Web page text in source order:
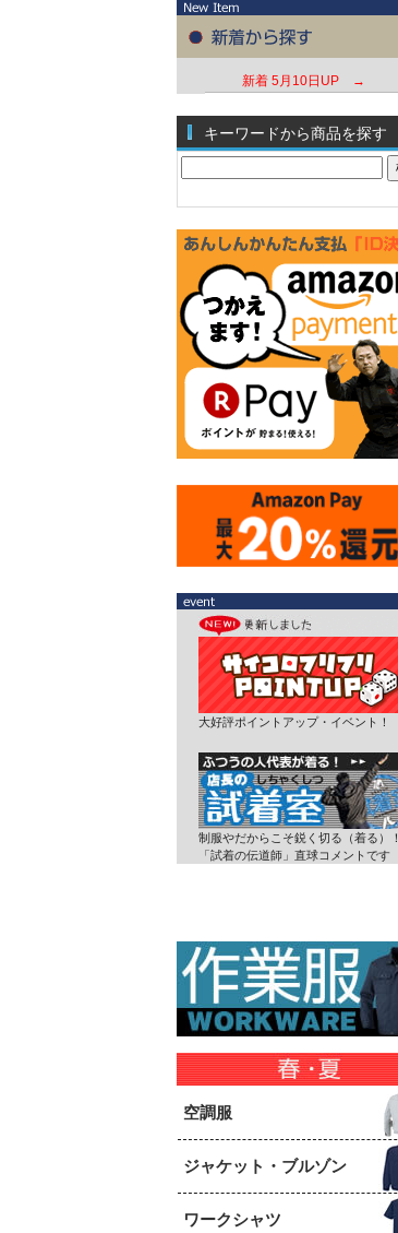
新着 5月10日UP →
キーワードから商品を探す
大好評ポイントアップ・イベント！
制服やだからこそ鋭く切る（着る）！
「試着の伝道師」直球コメントです
空調服
ジャケット・ブルゾン
ワークシャツ